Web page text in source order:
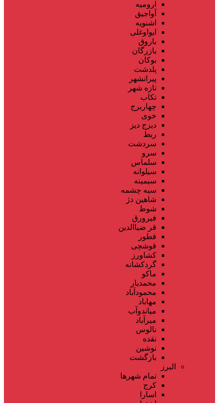
ارومیه
آواجیق
اشنویه
ایواوغلی
باروق
بازرگان
بوکان
پلدشت
پیرانشهر
تازه شهر
تکاب
چهاربرج
خوی
دیزج دیز
ربط
سردشت
سرو
سلماس
سیلوانه
سیمینه
سیه چشمه
شاهین دژ
شوط
فیرورق
قر ضیاالدین
قطور
قوشچی
کشاورز
گردکشانه
ماکو
محمدیار
محمودآباد
مهاباد
میاندوآب
میرآباد
نالوس
نقده
نوشین
بازگشت
البرز
تمام شهر‌ها
کرج
اسارا